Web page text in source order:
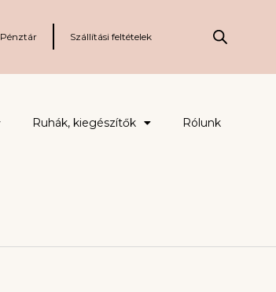
Pénztár Szállítási feltételek
Ruhák, kiegészítők Rólunk